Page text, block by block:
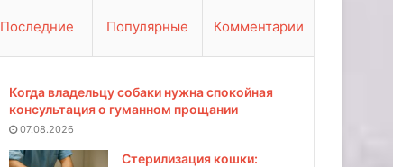
Последние Популярные Комментарии
Когда владельцу собаки нужна спокойная
консультация о гуманном прощании
07.08.2026
Стерилизация кошки: